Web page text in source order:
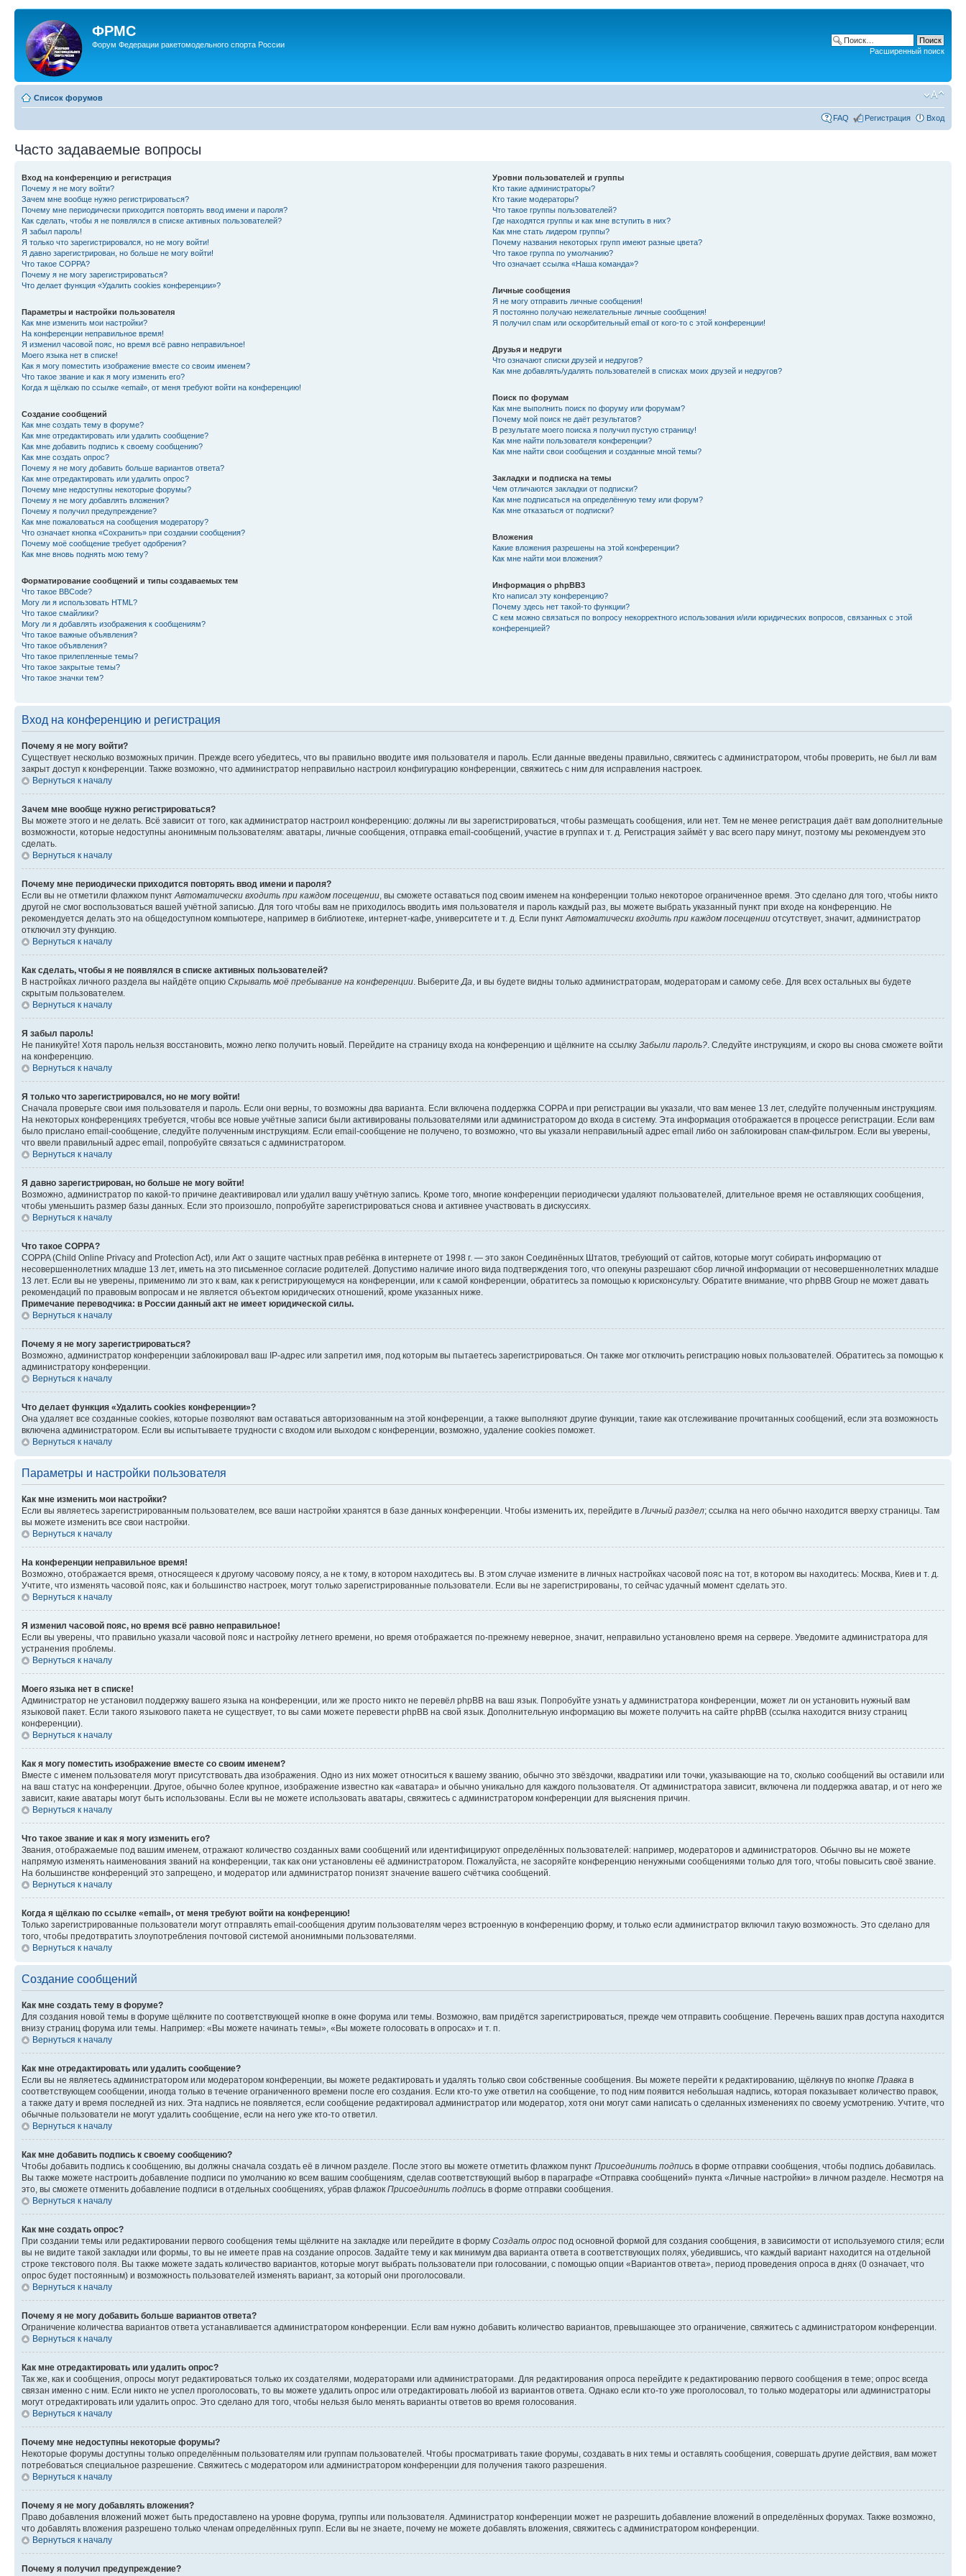
ФРМС
Форум Федерации ракетомодельного спорта России
Расширенный поиск
Список форумов
FAQ Регистрация Вход
Часто задаваемые вопросы
Вход на конференцию и регистрация
Почему я не могу войти?
Зачем мне вообще нужно регистрироваться?
Почему мне периодически приходится повторять ввод имени и пароля?
Как сделать, чтобы я не появлялся в списке активных пользователей?
Я забыл пароль!
Я только что зарегистрировался, но не могу войти!
Я давно зарегистрирован, но больше не могу войти!
Что такое COPPA?
Почему я не могу зарегистрироваться?
Что делает функция «Удалить cookies конференции»?
Параметры и настройки пользователя
Как мне изменить мои настройки?
На конференции неправильное время!
Я изменил часовой пояс, но время всё равно неправильное!
Моего языка нет в списке!
Как я могу поместить изображение вместе со своим именем?
Что такое звание и как я могу изменить его?
Когда я щёлкаю по ссылке «email», от меня требуют войти на конференцию!
Создание сообщений
Как мне создать тему в форуме?
Как мне отредактировать или удалить сообщение?
Как мне добавить подпись к своему сообщению?
Как мне создать опрос?
Почему я не могу добавить больше вариантов ответа?
Как мне отредактировать или удалить опрос?
Почему мне недоступны некоторые форумы?
Почему я не могу добавлять вложения?
Почему я получил предупреждение?
Как мне пожаловаться на сообщения модератору?
Что означает кнопка «Сохранить» при создании сообщения?
Почему моё сообщение требует одобрения?
Как мне вновь поднять мою тему?
Форматирование сообщений и типы создаваемых тем
Что такое BBCode?
Могу ли я использовать HTML?
Что такое смайлики?
Могу ли я добавлять изображения к сообщениям?
Что такое важные объявления?
Что такое объявления?
Что такое прилепленные темы?
Что такое закрытые темы?
Что такое значки тем?
Уровни пользователей и группы
Кто такие администраторы?
Кто такие модераторы?
Что такое группы пользователей?
Где находятся группы и как мне вступить в них?
Как мне стать лидером группы?
Почему названия некоторых групп имеют разные цвета?
Что такое группа по умолчанию?
Что означает ссылка «Наша команда»?
Личные сообщения
Я не могу отправить личные сообщения!
Я постоянно получаю нежелательные личные сообщения!
Я получил спам или оскорбительный email от кого-то с этой конференции!
Друзья и недруги
Что означают списки друзей и недругов?
Как мне добавлять/удалять пользователей в списках моих друзей и недругов?
Поиск по форумам
Как мне выполнить поиск по форуму или форумам?
Почему мой поиск не даёт результатов?
В результате моего поиска я получил пустую страницу!
Как мне найти пользователя конференции?
Как мне найти свои сообщения и созданные мной темы?
Закладки и подписка на темы
Чем отличаются закладки от подписки?
Как мне подписаться на определённую тему или форум?
Как мне отказаться от подписки?
Вложения
Какие вложения разрешены на этой конференции?
Как мне найти мои вложения?
Информация о phpBB3
Кто написал эту конференцию?
Почему здесь нет такой-то функции?
С кем можно связаться по вопросу некорректного использования и/или юридических вопросов, связанных с этой
конференцией?
Вход на конференцию и регистрация
Почему я не могу войти?
Существует несколько возможных причин. Прежде всего убедитесь, что вы правильно вводите имя пользователя и пароль. Если данные введены правильно, свяжитесь с администратором, чтобы проверить, не был ли вам
закрыт доступ к конференции. Также возможно, что администратор неправильно настроил конфигурацию конференции, свяжитесь с ним для исправления настроек.
Вернуться к началу
Зачем мне вообще нужно регистрироваться?
Вы можете этого и не делать. Всё зависит от того, как администратор настроил конференцию: должны ли вы зарегистрироваться, чтобы размещать сообщения, или нет. Тем не менее регистрация даёт вам дополнительные
возможности, которые недоступны анонимным пользователям: аватары, личные сообщения, отправка email-сообщений, участие в группах и т. д. Регистрация займёт у вас всего пару минут, поэтому мы рекомендуем это
сделать.
Вернуться к началу
Почему мне периодически приходится повторять ввод имени и пароля?
Если вы не отметили флажком пунктАвтоматически входить при каждом посещении, вы сможете оставаться под своим именем на конференции только некоторое ограниченное время. Это сделано для того, чтобы никто
другой не смог воспользоваться вашей учётной записью. Для того чтобы вам не приходилось вводить имя пользователя и пароль каждый раз, вы можете выбрать указанный пункт при входе на конференцию. Не
рекомендуется делать это на общедоступном компьютере, например в библиотеке, интернет-кафе, университете и т. д. Если пунктАвтоматически входить при каждом посещении отсутствует, значит, администратор
отключил эту функцию.
Вернуться к началу
Как сделать, чтобы я не появлялся в списке активных пользователей?
В настройках личного раздела вы найдёте опцию Скрывать моё пребывание на конференции. ВыберитеДа, и вы будете видны только администраторам, модераторам и самому себе. Для всех остальных вы будете
скрытым пользователем.
Вернуться к началу
Я забыл пароль!
Не паникуйте! Хотя пароль нельзя восстановить, можно легко получить новый. Перейдите на страницу входа на конференцию и щёлкните на ссылку Забыли пароль?. Следуйте инструкциям, и скоро вы снова сможете войти
на конференцию.
Вернуться к началу
Я только что зарегистрировался, но не могу войти!
Сначала проверьте свои имя пользователя и пароль. Если они верны, то возможны два варианта. Если включена поддержка COPPA и при регистрации вы указали, что вам менее 13 лет, следуйте полученным инструкциям.
На некоторых конференциях требуется, чтобы все новые учётные записи были активированы пользователями или администратором до входа в систему. Эта информация отображается в процессе регистрации. Если вам
было прислано email-сообщение, следуйте полученным инструкциям. Если email-сообщение не получено, то возможно, что вы указали неправильный адрес email либо он заблокирован спам-фильтром. Если вы уверены,
что ввели правильный адрес email, попробуйте связаться с администратором.
Вернуться к началу
Я давно зарегистрирован, но больше не могу войти!
Возможно, администратор по какой-то причине деактивировал или удалил вашу учётную запись. Кроме того, многие конференции периодически удаляют пользователей, длительное время не оставляющих сообщения,
чтобы уменьшить размер базы данных. Если это произошло, попробуйте зарегистрироваться снова и активнее участвовать в дискуссиях.
Вернуться к началу
Что такое COPPA?
COPPA (Child Online Privacy and Protection Act), или Акт о защите частных прав ребёнка в интернете от 1998 г. — это закон Соединённых Штатов, требующий от сайтов, которые могут собирать информацию от
несовершеннолетних младше 13 лет, иметь на это письменное согласие родителей. Допустимо наличие иного вида подтверждения того, что опекуны разрешают сбор личной информации от несовершеннолетних младше
13 лет. Если вы не уверены, применимо ли это к вам, как к регистрирующемуся на конференции, или к самой конференции, обратитесь за помощью к юрисконсульту. Обратите внимание, что phpBB Group не может давать
рекомендаций по правовым вопросам и не является объектом юридических отношений, кроме указанных ниже.
Примечание переводчика: в России данный акт не имеет юридической силы.
Вернуться к началу
Почему я не могу зарегистрироваться?
Возможно, администратор конференции заблокировал ваш IP-адрес или запретил имя, под которым вы пытаетесь зарегистрироваться. Он также мог отключить регистрацию новых пользователей. Обратитесь за помощью к
администратору конференции.
Вернуться к началу
Что делает функция «Удалить cookies конференции»?
Она удаляет все созданные cookies, которые позволяют вам оставаться авторизованным на этой конференции, а также выполняют другие функции, такие как отслеживание прочитанных сообщений, если эта возможность
включена администратором. Если вы испытываете трудности с входом или выходом с конференции, возможно, удаление cookies поможет.
Вернуться к началу
Параметры и настройки пользователя
Как мне изменить мои настройки?
Если вы являетесь зарегистрированным пользователем, все ваши настройки хранятся в базе данных конференции. Чтобы изменить их, перейдите вЛичный раздел; ссылка на него обычно находится вверху страницы. Там
вы можете изменить все свои настройки.
Вернуться к началу
На конференции неправильное время!
Возможно, отображается время, относящееся к другому часовому поясу, а не к тому, в котором находитесь вы. В этом случае измените в личных настройках часовой пояс на тот, в котором вы находитесь: Москва, Киев и т. д.
Учтите, что изменять часовой пояс, как и большинство настроек, могут только зарегистрированные пользователи. Если вы не зарегистрированы, то сейчас удачный момент сделать это.
Вернуться к началу
Я изменил часовой пояс, но время всё равно неправильное!
Если вы уверены, что правильно указали часовой пояс и настройку летнего времени, но время отображается по-прежнему неверное, значит, неправильно установлено время на сервере. Уведомите администратора для
устранения проблемы.
Вернуться к началу
Моего языка нет в списке!
Администратор не установил поддержку вашего языка на конференции, или же просто никто не перевёл phpBB на ваш язык. Попробуйте узнать у администратора конференции, может ли он установить нужный вам
языковой пакет. Если такого языкового пакета не существует, то вы сами можете перевести phpBB на свой язык. Дополнительную информацию вы можете получить на сайте phpBB (ссылка находится внизу страниц
конференции).
Вернуться к началу
Как я могу поместить изображение вместе со своим именем?
Вместе с именем пользователя могут присутствовать два изображения. Одно из них может относиться к вашему званию, обычно это звёздочки, квадратики или точки, указывающие на то, сколько сообщений вы оставили или
на ваш статус на конференции. Другое, обычно более крупное, изображение известно как «аватара» и обычно уникально для каждого пользователя. От администратора зависит, включена ли поддержка аватар, и от него же
зависит, какие аватары могут быть использованы. Если вы не можете использовать аватары, свяжитесь с администратором конференции для выяснения причин.
Вернуться к началу
Что такое звание и как я могу изменить его?
Звания, отображаемые под вашим именем, отражают количество созданных вами сообщений или идентифицируют определённых пользователей: например, модераторов и администраторов. Обычно вы не можете
напрямую изменять наименования званий на конференции, так как они установлены её администратором. Пожалуйста, не засоряйте конференцию ненужными сообщениями только для того, чтобы повысить своё звание.
На большинстве конференций это запрещено, и модератор или администратор понизят значение вашего счётчика сообщений.
Вернуться к началу
Когда я щёлкаю по ссылке «email», от меня требуют войти на конференцию!
Только зарегистрированные пользователи могут отправлять email-сообщения другим пользователям через встроенную в конференцию форму, и только если администратор включил такую возможность. Это сделано для
того, чтобы предотвратить злоупотребления почтовой системой анонимными пользователями.
Вернуться к началу
Создание сообщений
Как мне создать тему в форуме?
Для создания новой темы в форуме щёлкните по соответствующей кнопке в окне форума или темы. Возможно, вам придётся зарегистрироваться, прежде чем отправить сообщение. Перечень ваших прав доступа находится
внизу страниц форума или темы. Например: «Вы можете начинать темы», «Вы можете голосовать в опросах» и т. п.
Вернуться к началу
Как мне отредактировать или удалить сообщение?
Если вы не являетесь администратором или модератором конференции, вы можете редактировать и удалять только свои собственные сообщения. Вы можете перейти к редактированию, щёлкнув по кнопке Правка в
соответствующем сообщении, иногда только в течение ограниченного времени после его создания. Если кто-то уже ответил на сообщение, то под ним появится небольшая надпись, которая показывает количество правок,
а также дату и время последней из них. Эта надпись не появляется, если сообщение редактировал администратор или модератор, хотя они могут сами написать о сделанных изменениях по своему усмотрению. Учтите, что
обычные пользователи не могут удалить сообщение, если на него уже кто-то ответил.
Вернуться к началу
Как мне добавить подпись к своему сообщению?
Чтобы добавить подпись к сообщению, вы должны сначала создать её в личном разделе. После этого вы можете отметить флажком пункт Присоединить подпись в форме отправки сообщения, чтобы подпись добавилась.
Вы также можете настроить добавление подписи по умолчанию ко всем вашим сообщениям, сделав соответствующий выбор в параграфе «Отправка сообщений» пункта «Личные настройки» в личном разделе. Несмотря на
это, вы сможете отменить добавление подписи в отдельных сообщениях, убрав флажок Присоединить подпись в форме отправки сообщения.
Вернуться к началу
Как мне создать опрос?
При создании темы или редактировании первого сообщения темы щёлкните на закладке или перейдите в форму Создать опрос под основной формой для создания сообщения, в зависимости от используемого стиля; если
вы не видите такой закладки или формы, то вы не имеете прав на создание опросов. Задайте тему и как минимум два варианта ответа в соответствующих полях, убедившись, что каждый вариант находится на отдельной
строке текстового поля. Вы также можете задать количество вариантов, которые могут выбрать пользователи при голосовании, с помощью опции «Вариантов ответа», период проведения опроса в днях (0 означает, что
опрос будет постоянным) и возможность пользователей изменять вариант, за который они проголосовали.
Вернуться к началу
Почему я не могу добавить больше вариантов ответа?
Ограничение количества вариантов ответа устанавливается администратором конференции. Если вам нужно добавить количество вариантов, превышающее это ограничение, свяжитесь с администратором конференции.
Вернуться к началу
Как мне отредактировать или удалить опрос?
Так же, как и сообщения, опросы могут редактироваться только их создателями, модераторами или администраторами. Для редактирования опроса перейдите к редактированию первого сообщения в теме; опрос всегда
связан именно с ним. Если никто не успел проголосовать, то вы можете удалить опрос или отредактировать любой из вариантов ответа. Однако если кто-то уже проголосовал, то только модераторы или администраторы
могут отредактировать или удалить опрос. Это сделано для того, чтобы нельзя было менять варианты ответов во время голосования.
Вернуться к началу
Почему мне недоступны некоторые форумы?
Некоторые форумы доступны только определённым пользователям или группам пользователей. Чтобы просматривать такие форумы, создавать в них темы и оставлять сообщения, совершать другие действия, вам может
потребоваться специальное разрешение. Свяжитесь с модератором или администратором конференции для получения такого разрешения.
Вернуться к началу
Почему я не могу добавлять вложения?
Право добавления вложений может быть предоставлено на уровне форума, группы или пользователя. Администратор конференции может не разрешить добавление вложений в определённых форумах. Также возможно,
что добавлять вложения разрешено только членам определённых групп. Если вы не знаете, почему не можете добавлять вложения, свяжитесь с администратором конференции.
Вернуться к началу
Почему я получил предупреждение?